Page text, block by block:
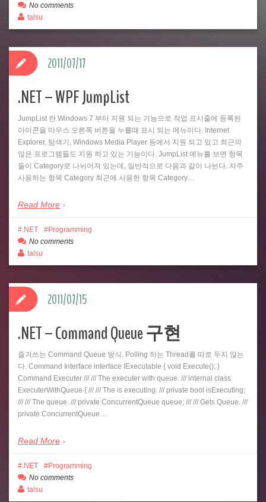
No comments
talsu
.NET – WPF JumpList
JumpList 란 Windows 7 부터 지원 되는 기능으로 작업 표시줄에 등록된
아이콘을 마우스 오른쪽 버튼을 누를때 표시 되는 메뉴이다. Internet
Explorer, 탐색기, Windows Media Player 등에서 지원 되고 있고 최근의
많은 프로그램들도 지원 하고 있는 기능이다. JumpList 메뉴를 보면 항목
들이 Category로 나뉘어져 있는데, 일반적으로 다음과 같이 나뉜다. 자주
사용하는 항목 Category 최근에 사용한 항목 Category…
Read More
2011/07/17
.NET
Programming
No comments
talsu
.NET – Command Queue 구현
즐겨쓰는 Command Queue 방식. Polling 하는 Thread를 따로 두지 않는
다. Command Interface interface IExecutable { void Execute(); }
Command Executer /// /// The executer with queue. /// internal class
ExecuterWithQueue { /// /// The is executing. /// private bool isExecuting;
/// /// The queue. /// private ConcurrentQueue queue; /// /// Gets Queue. ///
private ConcurrentQueue…
Read More
2011/07/15
.NET
Programming
No comments
talsu